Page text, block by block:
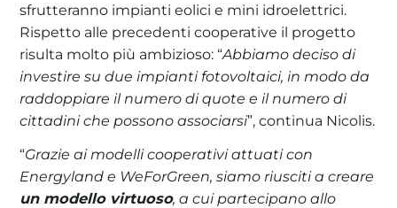
sfrutteranno impianti eolici e mini idroelettrici.
Rispetto alle precedenti cooperative il progetto
risulta molto più ambizioso: “Abbiamo deciso di
investire su due impianti fotovoltaici, in modo da
raddoppiare il numero di quote e il numero di
cittadini che possono associarsi”, continua Nicolis.
“Grazie ai modelli cooperativi attuati con
Energyland e WeForGreen, siamo riusciti a creare
un modello virtuoso, a cui partecipano allo